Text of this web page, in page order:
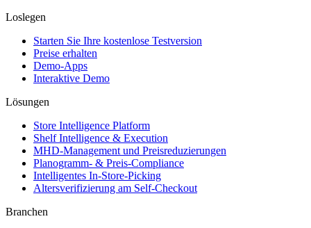
Loslegen
Starten Sie Ihre kostenlose Testversion
Preise erhalten
Demo-Apps
Interaktive Demo
Lösungen
Store Intelligence Platform
Shelf Intelligence & Execution
MHD-Management und Preisreduzierungen
Planogramm- & Preis-Compliance
Intelligentes In-Store-Picking
Altersverifizierung am Self-Checkout
Branchen